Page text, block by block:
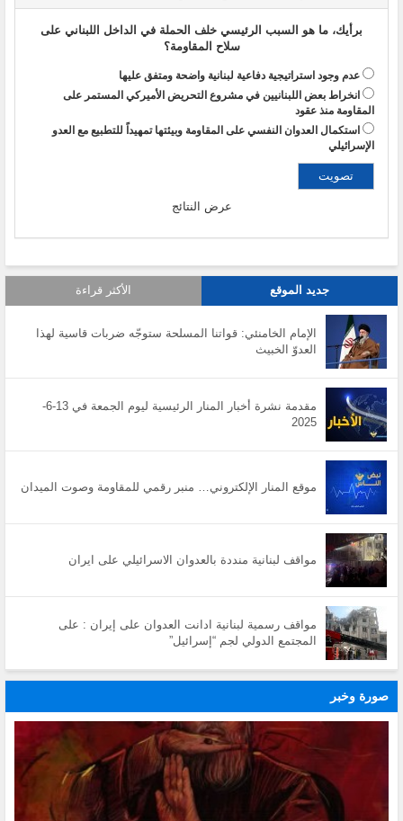
برأيك، ما هو السبب الرئيسي خلف الحملة في الداخل اللبناني على
سلاح المقاومة؟
عدم وجود استراتيجية دفاعية لبنانية واضحة ومتفق عليها
انخراط بعض اللبنانيين في مشروع التحريض الأميركي المستمر على
المقاومة منذ عقود
استكمال العدوان النفسي على المقاومة وبيئتها تمهيداً للتطبيع مع العدو
الإسرائيلي
عرض النتائج
جديد الموقع الأكثر قراءة
الإمام الخامنئي: قواتنا المسلحة ستوجّه ضربات قاسية لهذا
العدوّ الخبيث
مقدمة نشرة أخبار المنار الرئيسية ليوم الجمعة في 13-6-
2025
موقع المنار الإلكتروني… منبر رقمي للمقاومة وصوت الميدان
مواقف لبنانية منددة بالعدوان الاسرائيلي على ايران
مواقف رسمية لبنانية ادانت العدوان على إيران : على
المجتمع الدولي لجم “إسرائيل”
صورة وخبر